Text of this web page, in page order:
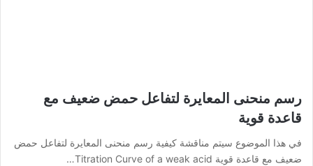
رسم منحنى المعايرة لتفاعل حمض ضعيف مع
قاعدة قوية
في هذا الموضوع سيتم مناقشة كيفية رسم منحنى المعايرة لتفاعل حمض
ضعيف مع قاعدة قوية Titration Curve of a weak acid…